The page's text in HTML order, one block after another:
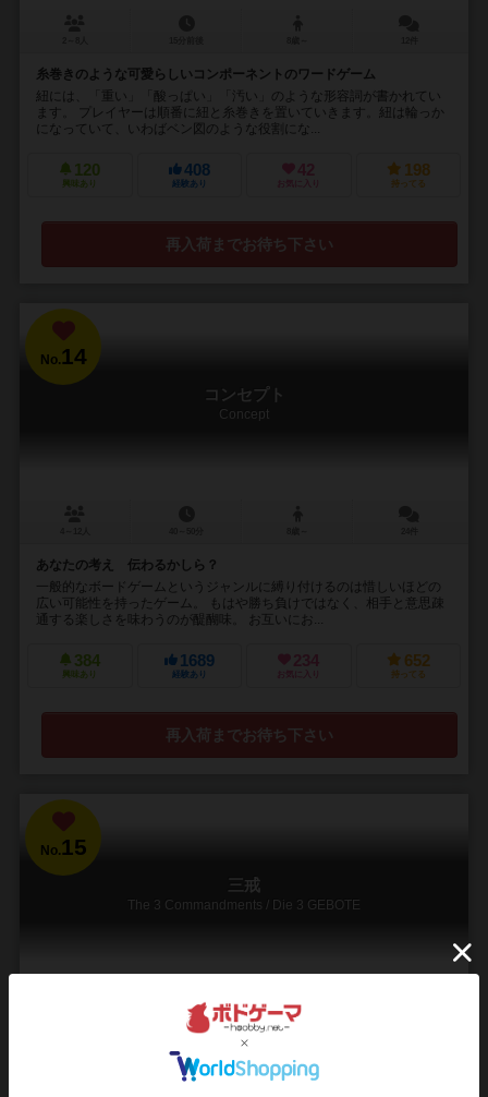
糸巻きのような可愛らしいコンポーネントのワードゲーム
紐には、「重い」「酸っぱい」「汚い」のような形容詞が書かれてい
ます。 プレイヤーは順番に紐と糸巻きを置いていきます。紐は輪っか
になっていて、いわばベン図のような役割にな...
120
興味あり
408
経験あり
42
お気に入り
198
持ってる
再入荷までお待ち下さい
No.14
コンセプト
Concept
あなたの考え 伝わるかしら？
一般的なボードゲームというジャンルに縛り付けるのは惜しいほどの
広い可能性を持ったゲーム。 もはや勝ち負けではなく、相手と意思疎
通する楽しさを味わうのが醍醐味。 お互いにお...
384
興味あり
1689
経験あり
234
お気に入り
652
持ってる
再入荷までお待ち下さい
No.15
三戒
The 3 Commandments / Die 3 GEBOTE
45分前後 10歳～
秘密のルールに従い魔方陣にパーツを置け！ 抱腹絶倒パーティゲー